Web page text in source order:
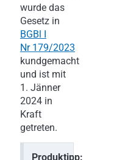
wurde das
Gesetz in
BGBl I
Nr 179/2023
kundgemacht
und ist mit
1. Jänner
2024 in
Kraft
getreten.
Produktipp: